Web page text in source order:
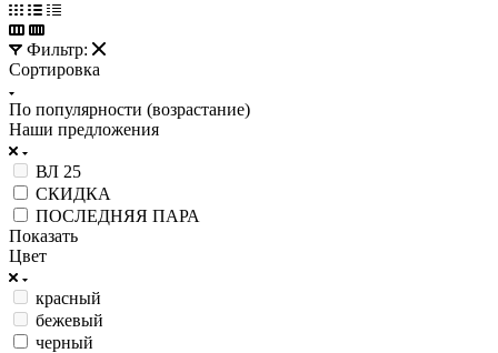
Фильтр:
Сортировка
По популярности (возрастание)
Наши предложения
ВЛ 25
СКИДКА
ПОСЛЕДНЯЯ ПАРА
Показать
Цвет
красный
бежевый
черный